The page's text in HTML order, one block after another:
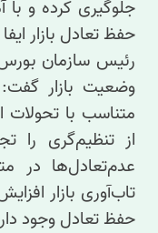
جلوگیری کرده و
حفظ تعادل بازار
رئیس سازمان بورس
وضعیت بازار گفت:
متناسب با
از تنظیم‌گری را
عدم‌تعادل‌ها در
تاب‌آوری بازار
حفظ تعادل وجود